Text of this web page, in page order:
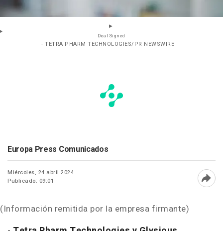
Deal Signed
- TETRA PHARM TECHNOLOGIES/PR NEWSWIRE
Europa Press Comunicados
Miércoles, 24 abril 2024
Publicado: 09:01
(Información remitida por la empresa firmante)